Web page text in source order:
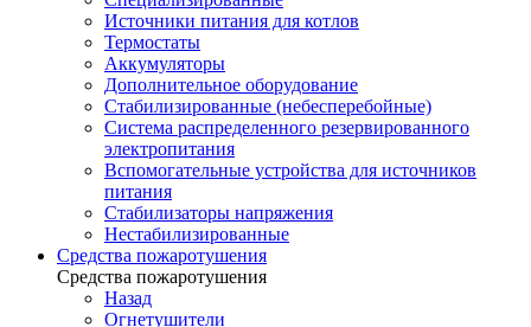
Источники питания для котлов
Термостаты
Аккумуляторы
Дополнительное оборудование
Стабилизированные (небесперебойные)
Система распределенного резервированного
электропитания
Вспомогательные устройства для источников
питания
Стабилизаторы напряжения
Нестабилизированные
Средства пожаротушения
Средства пожаротушения
Назад
Огнетушители